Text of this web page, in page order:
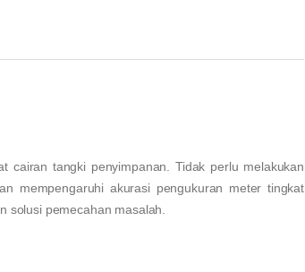
cairan tangki penyimpanan. Tidak perlu melakukan
mempengaruhi akurasi pengukuran meter tingkat
solusi pemecahan masalah.